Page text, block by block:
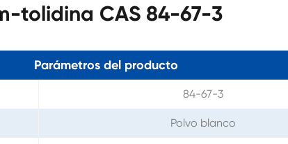
tolidina CAS 84-67-3
Parámetros del producto
84-67-3
Polvo blanco